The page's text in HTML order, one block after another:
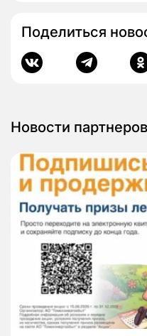
Поделиться
Новости партнеров